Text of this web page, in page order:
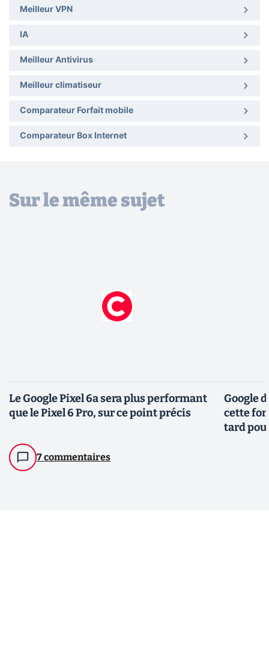
Meilleur VPN
IA
Meilleur Antivirus
Meilleur climatiseur
Comparateur Forfait mobile
Comparateur Box Internet
Sur le même sujet
Le Google Pixel 6a sera plus performant
que le Pixel 6 Pro, sur ce point précis
7 commentaires
Google
cette
tard